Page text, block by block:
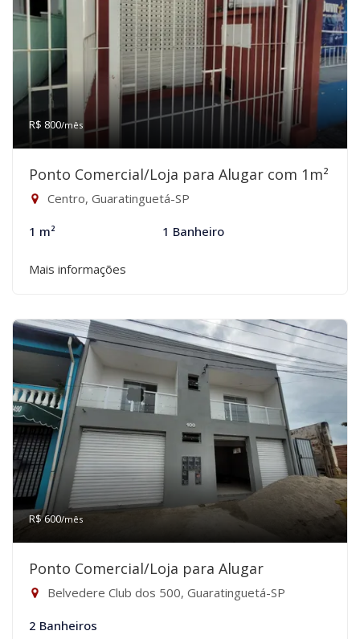
R$ 800/mês
Ponto Comercial/Loja para Alugar com 1m²
Centro, Guaratinguetá-SP
1 m² 1 Banheiro
Mais informações
R$ 600/mês
Ponto Comercial/Loja para Alugar
Belvedere Club dos 500, Guaratinguetá-SP
2 Banheiros